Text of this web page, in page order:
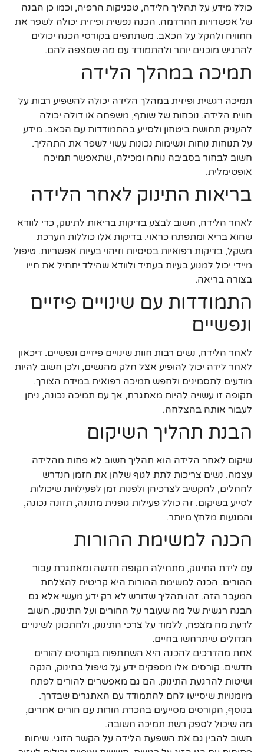
כולל מידע על תהליך הלידה, טכניקות הרפיה, וכמו כן הבנה
של אפשרויות ההרדמה. הכנה נפשית ופיזית יכולה לשפר את
החוויה ולהקל על הכאב. משתתפים בקורסי הכנה יכולים
להרגיש מוכנים יותר ולהתמודד עם מה שמצפה להם.
תמיכה במהלך הלידה
תמיכה רגשית ופיזית במהלך הלידה יכולה להשפיע רבות על
חווית הלידה. נוכחות של שותף, משפחה או דולה יכולה
להעניק תחושת ביטחון ולסייע בהתמודדות עם הכאב. מידע
על תנוחות נוחות ונשימות נכונות עשוי לשפר את התהליך.
חשוב לבחור בסביבה נוחה ומכילה, שתאפשר תמיכה
אופטימלית.
בריאות התינוק לאחר הלידה
לאחר הלידה, חשוב לבצע בדיקות בריאות לתינוק, כדי לוודא
שהוא בריא ומתפתח כראוי. בדיקות אלו כוללות הערכת
משקל, בדיקות רפואיות בסיסיות וזיהוי בעיות אפשריות. טיפול
מיידי יכול למנוע בעיות בעתיד ולוודא שהילד יתחיל את חייו
בצורה בריאה.
התמודדות עם שינויים פיזיים
ונפשיים
לאחר הלידה, נשים רבות חוות שינויים פיזיים ונפשיים. דיכאון
לאחר לידה יכול להופיע אצל חלק מהנשים, ולכן חשוב להיות
מודעים לתסמינים ולחפש תמיכה רפואית במידת הצורך.
תקופה זו עשויה להיות מאתגרת, אך עם תמיכה נכונה, ניתן
לעבור אותה בהצלחה.
הבנת תהליך השיקום
שיקום לאחר הלידה הוא תהליך חשוב לא פחות מהלידה
עצמה. נשים צריכות לתת לגוף שלהן את הזמן הנדרש
להחלים, להקשיב לצרכיהן ולפנות זמן לפעילויות שיכולות
לסייע בשיקום. זה כולל פעילות גופנית מתונה, תזונה נכונה,
והמנעות מלחץ מיותר.
הכנה למשימת ההורות
עם לידת התינוק, מתחילה תקופה חדשה ומאתגרת עבור
ההורים. הכנה למשימת ההורות היא קריטית להצלחת
המעבר הזה. זהו תהליך שדורש לא רק ידע מעשי אלא גם
הבנה רגשית של מה שעובר על ההורים ועל התינוק. חשוב
לדעת מה מצפה, ללמוד על צרכי התינוק, ולהתכונן לשינויים
הגדולים שיתרחשו בחיים.
אחת מהדרכים להכנה היא השתתפות בקורסים להורים
חדשים. קורסים אלו מספקים ידע על טיפול בתינוק, הנקה
ושיטות להרגעת התינוק. הם גם מאפשרים להורים לפתח
מיומנויות שיסייעו להם להתמודד עם האתגרים שבדרך.
בנוסף, הקורסים מסייעים בהכרת הורות עם הורים אחרים,
מה שיכול לספק רשת תמיכה חשובה.
חשוב להבין גם את השפעת הלידה על הקשר הזוגי. שיחות